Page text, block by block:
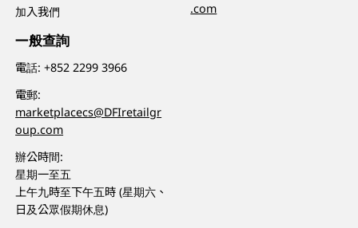
加入我們
一般查詢
電話:+852 2299 3966
電郵:
marketplacecs@DFIretailgr
oup.com
辦公時間:
星期一至五
上午九時至下午五時 (星期六、
日及公眾假期休息)
.com